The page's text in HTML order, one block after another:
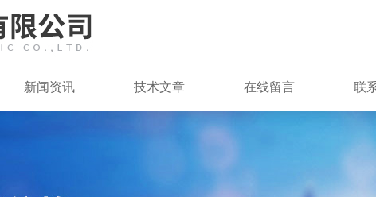
新闻资讯 技术文章 在线留言 联